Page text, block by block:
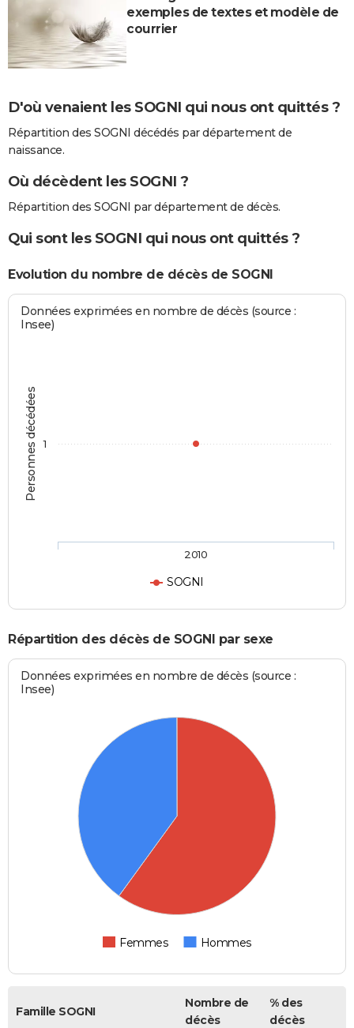
exemples de textes et modèle de
courrier
D'où venaient les SOGNI qui nous ont quittés ?
Répartition des SOGNI décédés par département de
naissance.
Où décèdent les SOGNI ?
Répartition des SOGNI par département de décès.
Qui sont les SOGNI qui nous ont quittés ?
Evolution du nombre de décès de SOGNI
Personnes décédées
Données exprimées en nombre de décès (source :
Insee)
SOGNI
2010
1
Répartition des décès de SOGNI par sexe
Données exprimées en nombre de décès (source :
Insee)
Femmes Hommes
Famille SOGNI
Nombre de
décès
% des
décès